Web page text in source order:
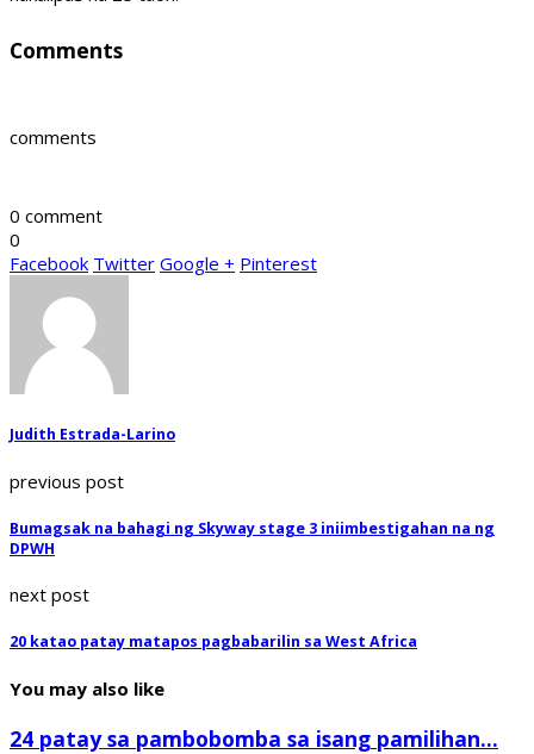
Comments
comments
0 comment
0
Facebook Twitter Google + Pinterest
Judith Estrada-Larino
previous post
Bumagsak na bahagi ng Skyway stage 3 iniimbestigahan na ng
DPWH
next post
20 katao patay matapos pagbabarilin sa West Africa
You may also like
24 patay sa pambobomba sa isang pamilihan...